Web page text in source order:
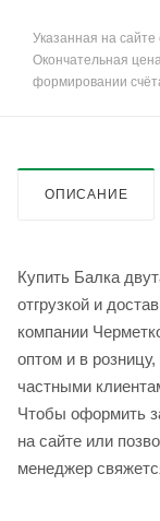
Указанная на
Окончательная
формировании
ОПИСАНИЕ
Купить Балка
отгрузкой и
компании
оптом и в
частными
Чтобы оформить
на сайте или
менеджер